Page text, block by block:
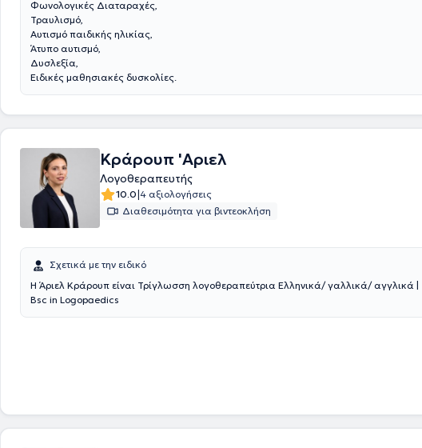
Φωνολογικές Διαταραχές,
Τραυλισμό,
Αυτισμό παιδικής ηλικίας,
Άτυπο αυτισμό,
Δυσλεξία,
Ειδικές μαθησιακές δυσκολίες.
Κράρουπ 'Αριελ
Λογοθεραπευτής
10.0|4 αξιολογήσεις
Διαθεσιμότητα για βιντεοκλήση
Σχετικά με την ειδικό
Η Άριελ Κράρουπ είναι Τρίγλωσση λογοθεραπεύτρια Ελληνικά/ γαλλικά/ αγγλικά |
Bsc in Logopaedics